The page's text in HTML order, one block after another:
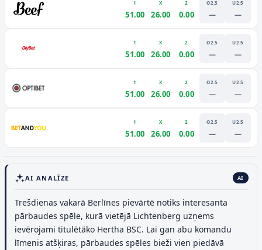
1
51.00
X
26.00
2
0.00
O2.5
—
U2.5
—
1
51.00
X
26.00
2
0.00
O2.5
—
U2.5
—
1
51.00
X
26.00
2
0.00
O2.5
—
U2.5
—
1
51.00
X
26.00
2
0.00
O2.5
—
U2.5
—
AI ANALĪZE AI
Trešdienas vakarā Berlīnes pievārtē notiks interesanta
pārbaudes spēle, kurā vietējā Lichtenberg uzņems
ievērojami titulētāko Hertha BSC. Lai gan abu komandu
līmenis atšķiras, pārbaudes spēles bieži vien piedāvā